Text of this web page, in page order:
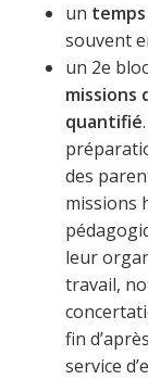
un
souvent
un 2e
missions
quantifié
des
missions
leur
travail,
fin
service